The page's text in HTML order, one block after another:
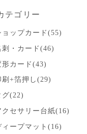
テゴリー
ョップカード(55)
刺・カード(46)
形カード(43)
刷+箔押し(29)
グ(22)
クセサリー台紙(16)
ィープマット(16)